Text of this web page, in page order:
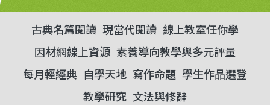
古典名篇閱讀 現當代閱讀 線上教室任你學
因材網線上資源 素養導向教學與多元評量
每月輕經典 自學天地 寫作命題 學生作品選登
教學研究 文法與修辭